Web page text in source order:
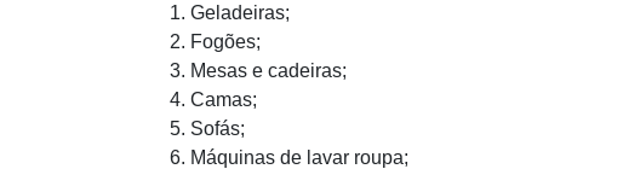
Geladeiras;
Fogões;
Mesas e cadeiras;
Camas;
Sofás;
Máquinas de lavar roupa;